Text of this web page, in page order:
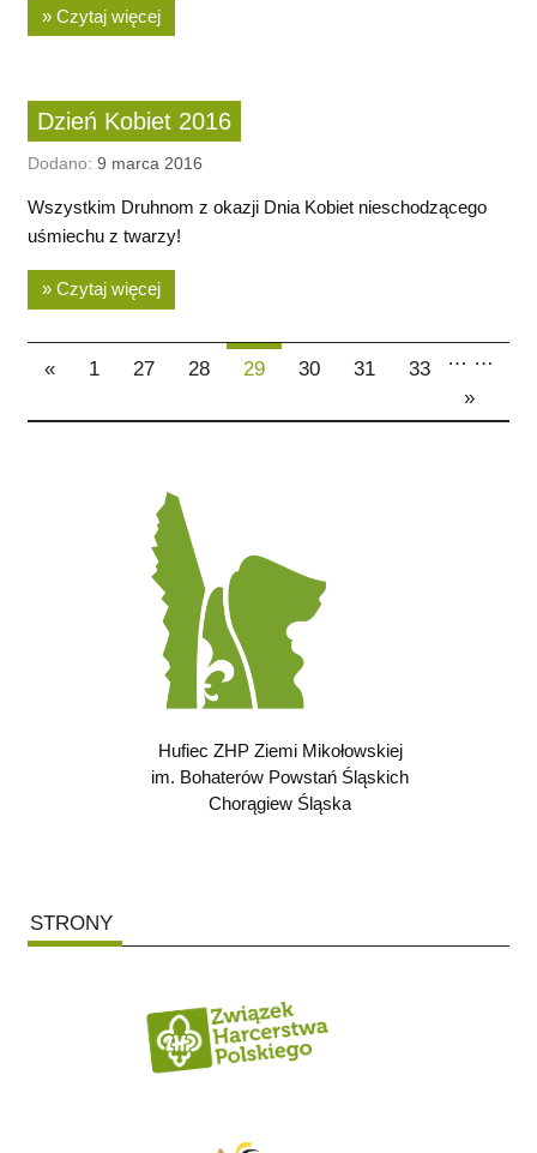
» Czytaj więcej
Dzień Kobiet 2016
Dodano: 9 marca 2016
Wszystkim Druhnom z okazji Dnia Kobiet nieschodzącego
uśmiechu z twarzy!
» Czytaj więcej
« 1 …
27 28 29 30 31 …
33
»
Hufiec ZHP Ziemi Mikołowskiej
im. Bohaterów Powstań Śląskich
Chorągiew Śląska
STRONY